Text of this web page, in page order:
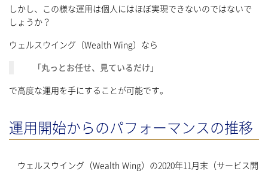
しかし、この様な運用は個人にはほぼ実現できないのではないで
しょうか？
ウェルスウイング（Wealth Wing）なら
「丸っとお任せ、見ているだけ」
で高度な運用を手にすることが可能です。
運用開始からのパフォーマンスの推移
ウェルスウイング（Wealth Wing）の2020年11月末（サービス開